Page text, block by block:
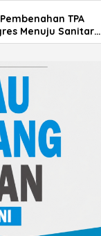
TPA
Menuju Sanitary